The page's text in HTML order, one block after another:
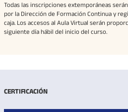
Todas las inscripciones extemporáneas
por la Dirección de Formación Continua y
caja. Los accesos al Aula Virtual serán
siguiente día hábil del inicio del curso.
CERTIFICACIÓN